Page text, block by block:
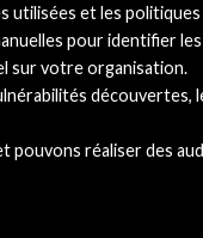
et les politiques
pour identifier
sur votre organisation.
découvertes,
réaliser des